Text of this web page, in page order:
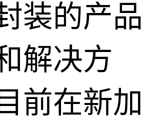
装的产品
解决方
前在新加